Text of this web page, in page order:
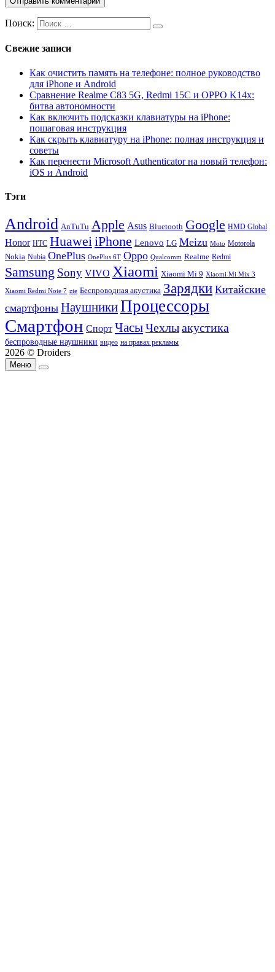
Поиск:
Свежие записи
Как очистить память на телефоне: полное руководство
для iPhone и Android
Сравнение Realme C83 5G, Redmi 15C и OPPO K14x:
битва автономности
Как включить подсказки клавиатуры на iPhone:
пошаговая инструкция
Как скрыть клавиатуру на iPhone: полная инструкция и
советы
Как перенести Microsoft Authenticator на новый телефон:
iOS и Android
Тэги
Android AnTuTu Apple Asus Bluetooth Google HMD Global
Honor HTC HuaweiiPhone Lenovo LG Meizu Moto Motorola
Nokia Nubia OnePlus OnePlus 6T Oppo Qualcomm Realme Redmi
Samsung Sony VIVO Xiaomi Xiaomi Mi 9 Xiaomi Mi Mix 3
Xiaomi Redmi Note 7 zte Беспроводная акустика Зарядки Китайские
смартфоны НаушникиПроцессоры
Смартфон Спорт ЧасыЧехлыакустика
беспроводные наушники видео на правах рекламы
2026 © Droiders
Меню